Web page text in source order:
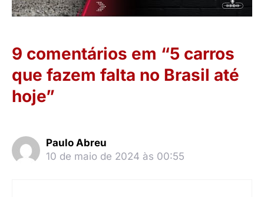
9 comentários em “5 carros
que fazem falta no Brasil até
hoje”
Paulo Abreu
10 de maio de 2024 às 00:55